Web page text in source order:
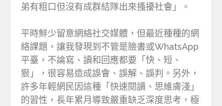
弟有粗口但沒有成群結隊出來搔擾社會」。
平時鮮少留意網絡社交媒體，但最近種種的網
絡課題，讓我發現到不管是臉書或WhatsApp
平臺，不論寫、讀和回應都要「快、短、
狠」，很容易造成誤會、誤解、誤判。另外，
許多年輕網民因這種「快速閱讀、思維膚淺」
的習性，長年累月導致嚴重缺乏深度思考，極